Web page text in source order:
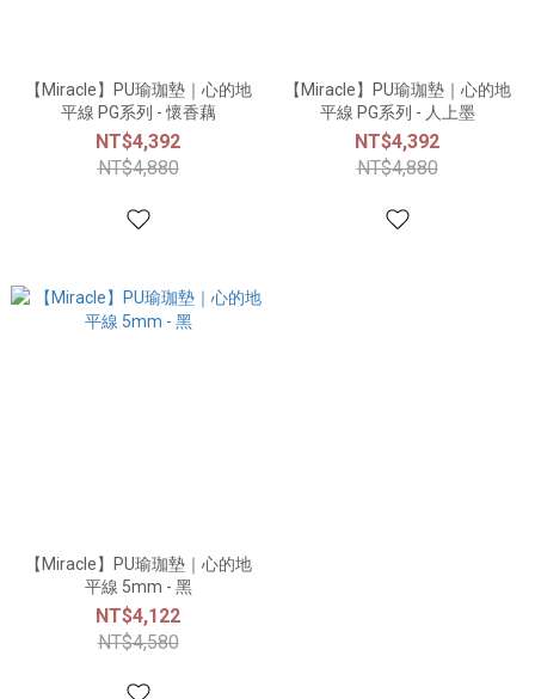
【Miracle】PU瑜珈墊｜心的地
平線 PG系列 - 懷香藕
NT$4,392
NT$4,880
【Miracle】PU瑜珈墊｜心的地
平線 PG系列 - 人上墨
NT$4,392
NT$4,880
【Miracle】PU瑜珈墊｜心的地
平線 5mm - 黑
NT$4,122
NT$4,580